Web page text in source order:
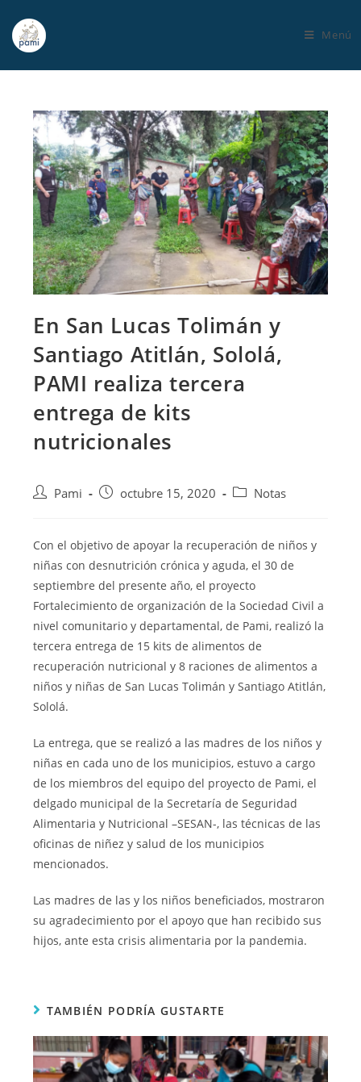
Menú
En San Lucas Tolimán y
Santiago Atitlán, Sololá,
PAMI realiza tercera
entrega de kits
nutricionales
Pami octubre 15, 2020 Notas
Con el objetivo de apoyar la recuperación de niños y
niñas con desnutrición crónica y aguda, el 30 de
septiembre del presente año, el proyecto
Fortalecimiento de organización de la Sociedad Civil a
nivel comunitario y departamental, de Pami, realizó la
tercera entrega de 15 kits de alimentos de
recuperación nutricional y 8 raciones de alimentos a
niños y niñas de San Lucas Tolimán y Santiago Atitlán,
Sololá.
La entrega, que se realizó a las madres de los niños y
niñas en cada uno de los municipios, estuvo a cargo
de los miembros del equipo del proyecto de Pami, el
delgado municipal de la Secretaría de Seguridad
Alimentaria y Nutricional –SESAN-, las técnicas de las
oficinas de niñez y salud de los municipios
mencionados.
Las madres de las y los niños beneficiados, mostraron
su agradecimiento por el apoyo que han recibido sus
hijos, ante esta crisis alimentaria por la pandemia.
TAMBIÉN PODRÍA GUSTARTE